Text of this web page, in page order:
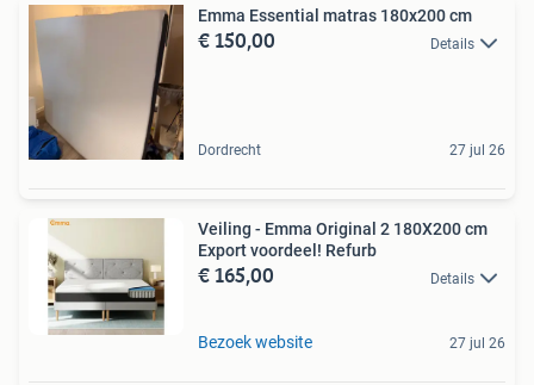
Emma Essential matras 180x200 cm
€ 150,00 Details
Dordrecht 27 jul 26
Veiling - Emma Original 2 180X200 cm
Export voordeel! Refurb
€ 165,00 Details
Bezoek website 27 jul 26